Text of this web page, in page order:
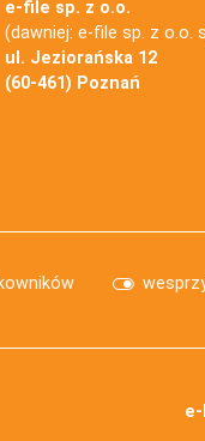
e-file sp. z o.o.
(dawniej: e-file sp. z o.o.
ul. Jeziorańska 12
(60-461) Poznań